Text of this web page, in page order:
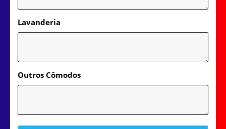
Lavanderia
Outros Cômodos